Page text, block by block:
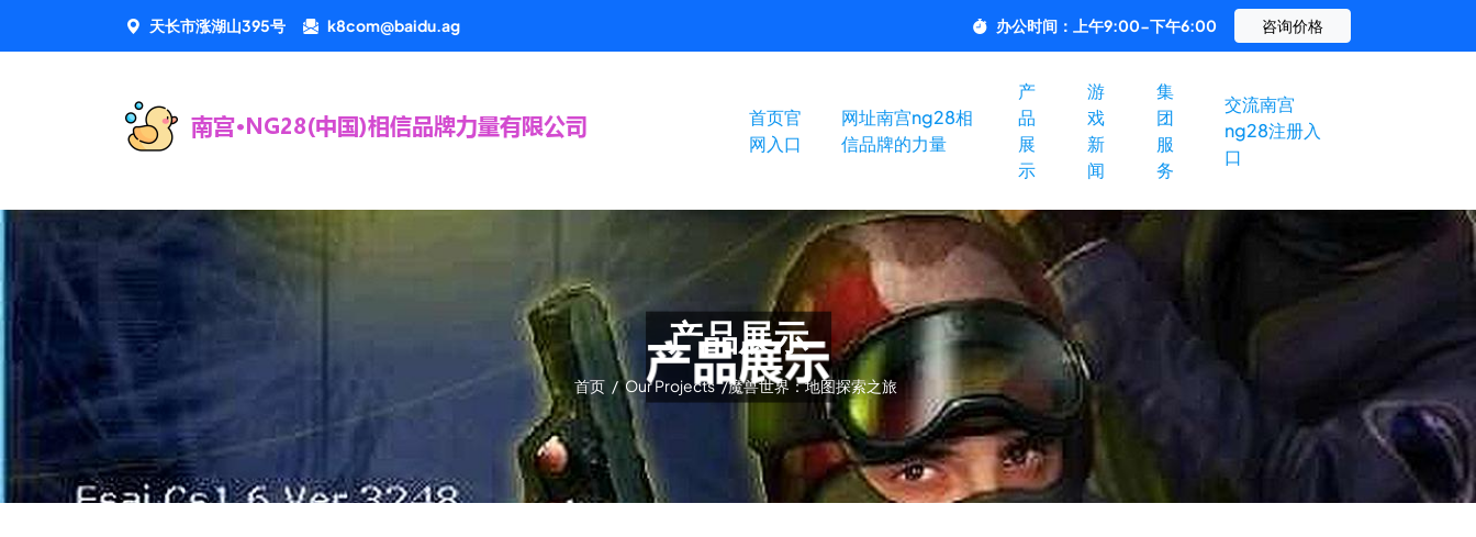
天长市涨湖山395号 k8com@baidu.ag 办公时间：上午9:00-下午6:00 咨询价格
首页官
网入口
网址南宫ng28相
信品牌的力量
产
品
展
示
游
戏
新
闻
集
团
服
务
交流南宫
ng28注册入
口
产品展示
首页 / Our Projects /魔兽世界：地图探索之旅